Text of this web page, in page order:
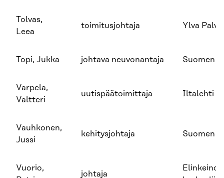
Tolvas,
Leea
toimitusjohtaja Ylva
Topi, Jukka johtava neuvonantaja Suomen
Varpela,
Valtteri
uutispäätoimittaja Iltalehti
Vauhkonen,
Jussi
kehitysjohtaja Suomen
Vuorio,
johtaja